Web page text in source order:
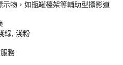
物，如瓶罐檯架等輔助型攝影道
綠, 淺粉
務